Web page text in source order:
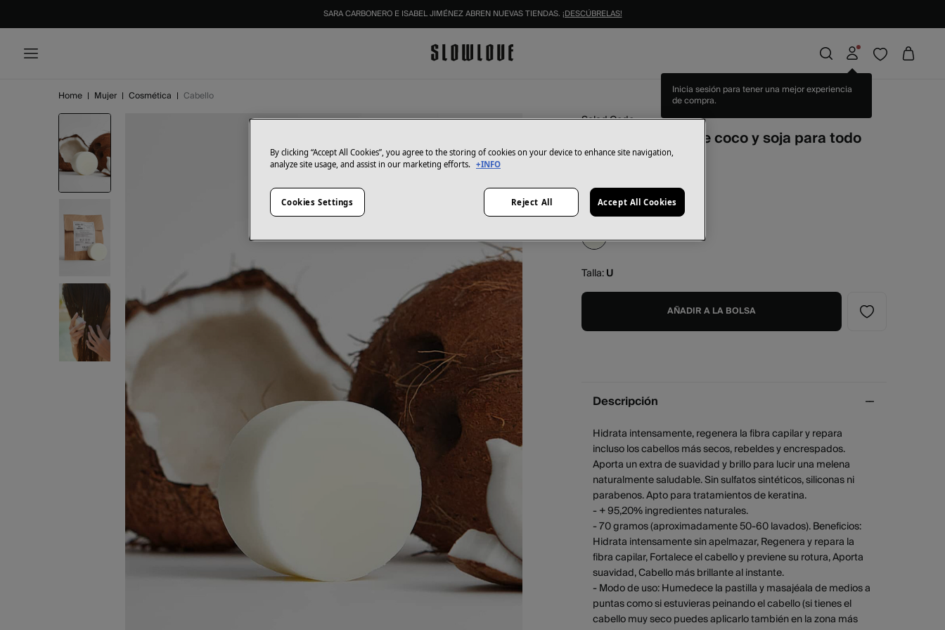
SARA CARBONERO E ISABEL JIMÉNEZ ABREN NUEVAS TIENDAS. ¡DESCÚBRELAS!
Inicia sesión para tener una mejor experiencia
de compra.
Home | Mujer | Cosmética | Cabello
Salad Code
Acondicionador de coco y soja para todo
tipo de cabello
19,99 €
Color: beige
Talla:U
AÑADIR A LA BOLSA
Descripción
Hidrata intensamente, regenera la fibra capilar y repara
incluso los cabellos más secos, rebeldes y encrespados.
Aporta un extra de suavidad y brillo para lucir una melena
naturalmente saludable. Sin sulfatos sintéticos, siliconas ni
parabenos. Apto para tratamientos de keratina.
- + 95,20% ingredientes naturales.
- 70 gramos (aproximadamente 50-60 lavados). Beneficios:
Hidrata intensamente sin apelmazar, Regenera y repara la
fibra capilar, Fortalece el cabello y previene su rotura, Aporta
suavidad, Cabello más brillante al instante.
- Modo de uso: Humedece la pastilla y masajéala de medios a
puntas como si estuvieras peinando el cabello (si tienes el
cabello muy seco puedes aplicarlo también en la zona más
By clicking “Accept All Cookies”, you agree to the storing of cookies on your device to enhance site navigation,
analyze site usage, and assist in our marketing efforts. +INFO
Cookies Settings Reject All Accept All Cookies